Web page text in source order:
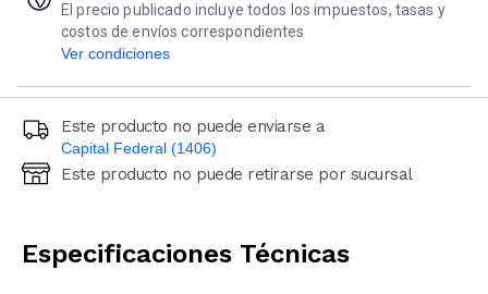
El precio publicado incluye todos los impuestos, tasas y
costos de envíos correspondientes
Ver condiciones
Este producto no puede enviarse a
Capital Federal (1406)
Ingresá código postal (sólo números)
Este producto no puede retirarse por sucursal
Especificaciones Técnicas